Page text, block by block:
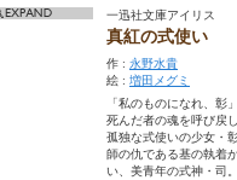
一迅社文庫アイリス
真紅の式使い
作 : 永野水貴
絵 : 増田メグミ
「私のものになれ、彰
死んだ者の魂を呼び戻
孤独な式使いの少女・
師の仇である基の執着
い、美青年の式神・司